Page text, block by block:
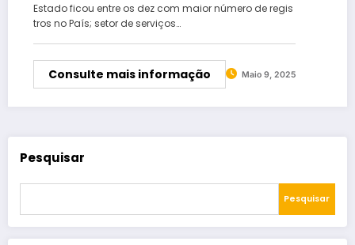
Estado ficou entre os dez com maior número de regis
tros no País; setor de serviços…
Consulte mais informação Maio 9, 2025
Pesquisar
Pesquisar